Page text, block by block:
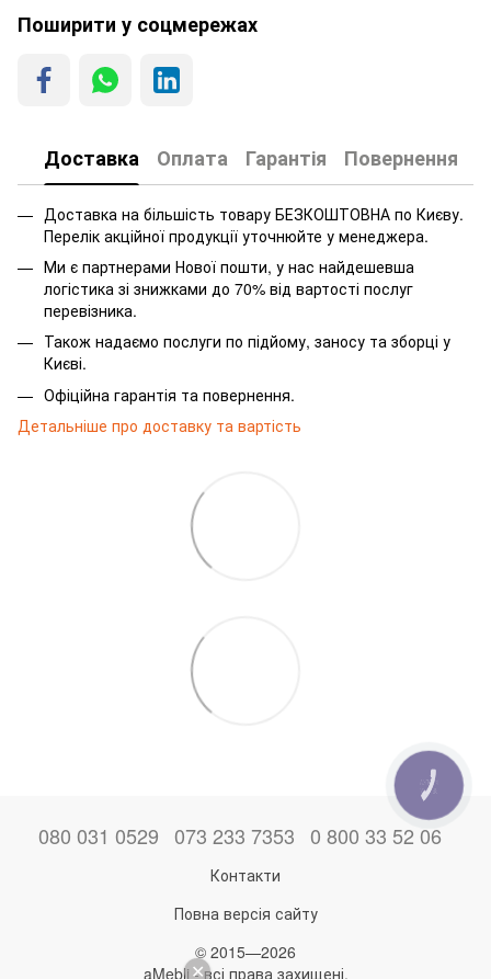
Поширити у соцмережах
Доставка Оплата Гарантія Повернення
Доставка на більшість товару БЕЗКОШТОВНА по Києву.
Перелік акційної продукції уточнюйте у менеджера.
Ми є партнерами Нової пошти, у нас найдешевша
логістика зі знижками до 70% від вартості послуг
перевізника.
Також надаємо послуги по підйому, заносу та зборці у
Києві.
Офіційна гарантія та повернення.
Детальніше про доставку та вартість
080 031 0529 073 233 7353 0 800 33 52 06
Контакти
Повна версія сайту
© 2015—2026
aMebli - всі права захищені.
КНОПКА
ЗВ'ЯЗКУ